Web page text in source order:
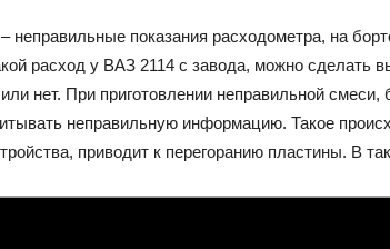
показания расходометра, на
расход у ВАЗ 2114 с завода, можно сделать
нет. При приготовлении неправильной смеси,
неправильную информацию. Такое
приводит к перегоранию пластины. В